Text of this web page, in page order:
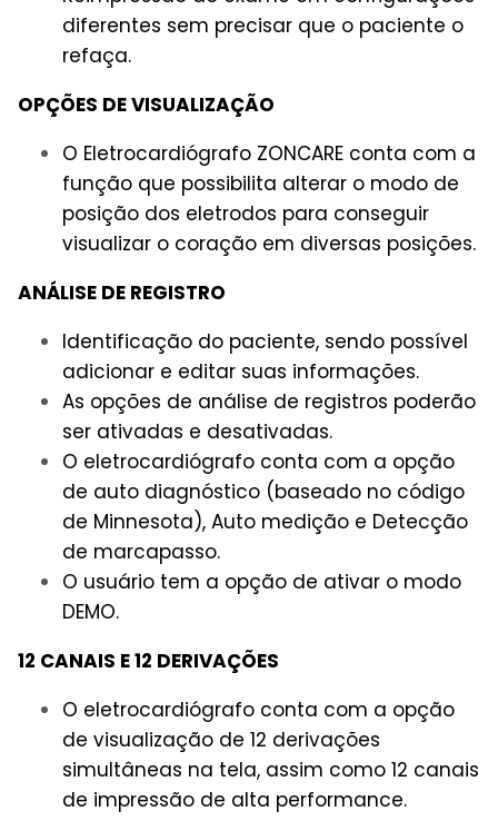
diferentes sem precisar que o paciente o
refaça.
OPÇÕES DE VISUALIZAÇÃO
O Eletrocardiógrafo ZONCARE conta com a
função que possibilita alterar o modo de
posição dos eletrodos para conseguir
visualizar o coração em diversas posições.
ANÁLISE DE REGISTRO
Identificação do paciente, sendo possível
adicionar e editar suas informações.
As opções de análise de registros poderão
ser ativadas e desativadas.
O eletrocardiógrafo conta com a opção
de auto diagnóstico (baseado no código
de Minnesota), Auto medição e Detecção
de marcapasso.
O usuário tem a opção de ativar o modo
DEMO.
12 CANAIS E 12 DERIVAÇÕES
O eletrocardiógrafo conta com a opção
de visualização de 12 derivações
simultâneas na tela, assim como 12 canais
de impressão de alta performance.